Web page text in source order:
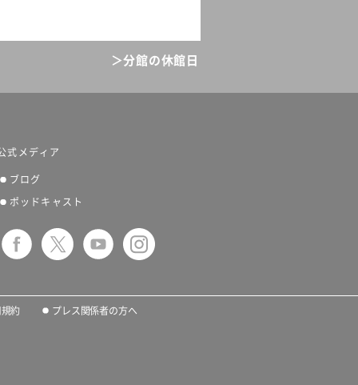
＞分館の休館日
式メディア
ブログ
ポッドキャスト
約 プレス関係者の方へ